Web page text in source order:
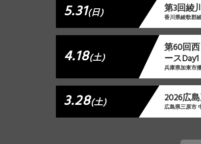
5.31(日) 第3回綾
香川県綾歌郡
4.18(土)
第60回
ースDay1
兵庫県加東市
3.28(土) 2026広
広島県三原市